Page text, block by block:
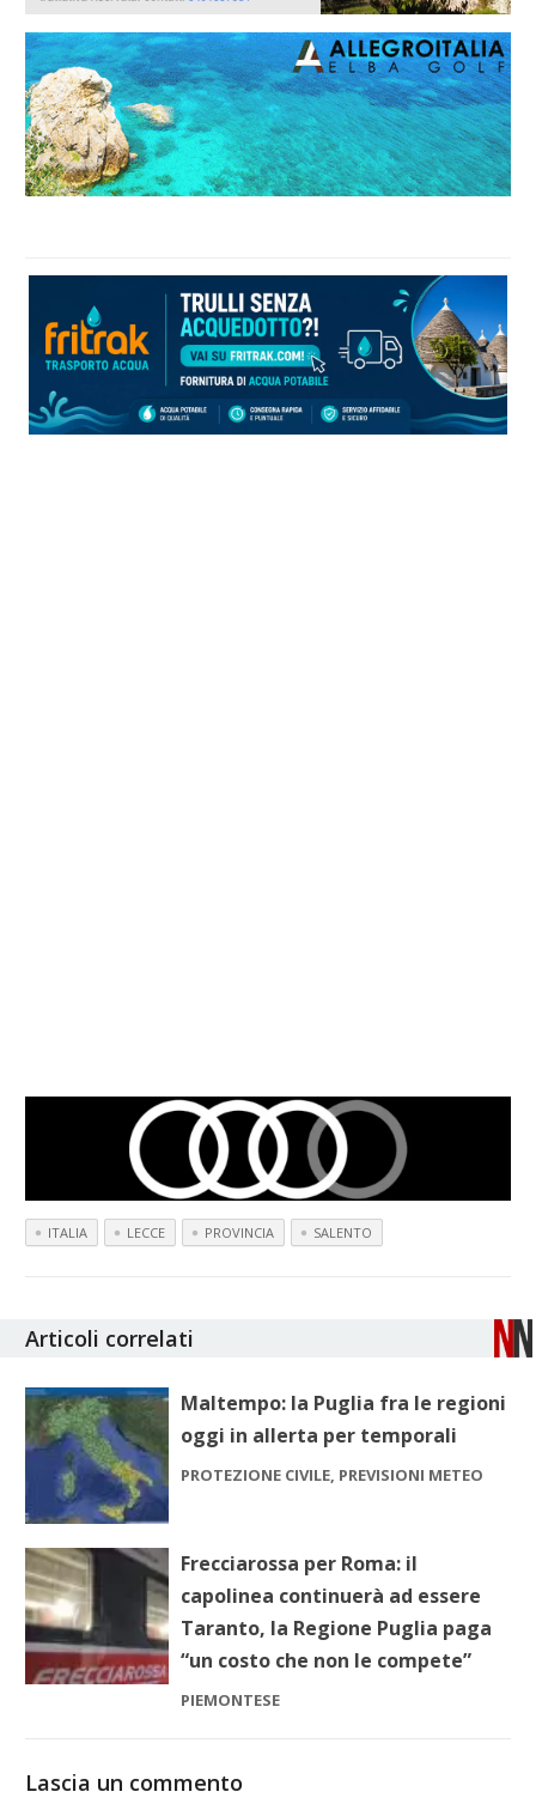
ITALIA LECCE PROVINCIA SALENTO
Articoli correlati
Maltempo: la Puglia fra le regioni
oggi in allerta per temporali
PROTEZIONE CIVILE, PREVISIONI METEO
Frecciarossa per Roma: il
capolinea continuerà ad essere
Taranto, la Regione Puglia paga
“un costo che non le compete”
PIEMONTESE
Lascia un commento